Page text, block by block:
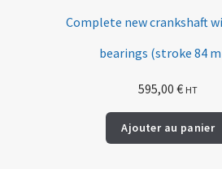
Complete new crankshaft
bearings (stroke 84
595,00€ HT
Ajouter au panier